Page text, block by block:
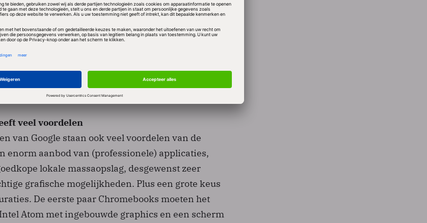
Brin zeker een punt. Het hele circus van patches,
nieuwe releases zet nu een enorme druk op IT-
is de software altijd up-to-date. De 'total cost
goed te overzien. Ook het
('instant on') is een niet te onderschatten
veel voordelen
van Google staan ook veel voordelen van de
enorm aanbod van (professionele) applicaties,
lokale massaopslag, desgewenst zeer
grafische mogelijkheden. Plus een grote keus
De eerste paar Chromebooks moeten het
Atom met ingebouwde graphics en een scherm